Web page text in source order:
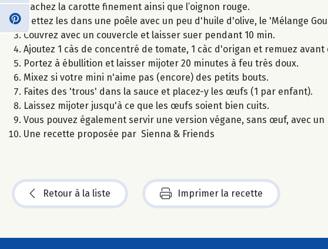
Hachez la carotte finement ainsi que l’oignon rouge.
Mettez les dans une poêle avec un peu d'huile d'olive, le 'Mélange
Couvrez avec un couvercle et laisser suer pendant 10 min.
Ajoutez 1 càs de concentré de tomate, 1 càc d'origan et remuez
Portez à ébullition et laisser mijoter 20 minutes à feu très doux.
Mixez si votre mini n'aime pas (encore) des petits bouts.
Faites des 'trous' dans la sauce et placez-y les œufs (1 par enfant).
Laissez mijoter jusqu'à ce que les œufs soient bien cuits.
Vous pouvez également servir une version végane, sans œuf, avec
Une recette proposée par Sienna & Friends
Retour à la liste Imprimer la recette